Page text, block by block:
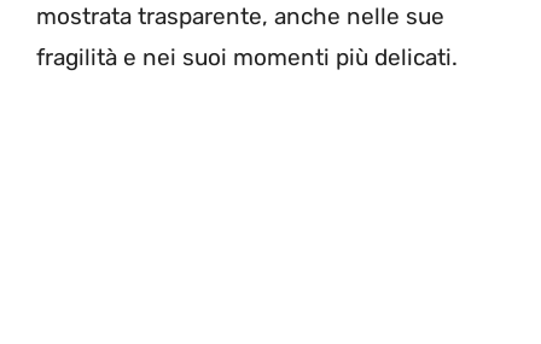
mostrata trasparente, anche nelle sue
fragilità e nei suoi momenti più delicati.